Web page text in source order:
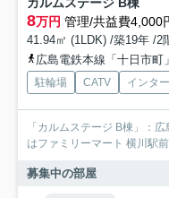
8万円 管理/共益費4,000
41.94㎡ (1LDK) /築19年 /2
広島電鉄本線「十日市町」
駐輪場 CATV インタ
「カルムステージ B棟」：
はファミリーマート 横川駅
募集中の部屋